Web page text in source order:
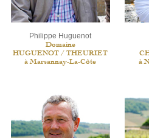
Philippe Huguenot
Domaine
HUGUENOT / THEURIET
à Marsannay-La-Côte
à